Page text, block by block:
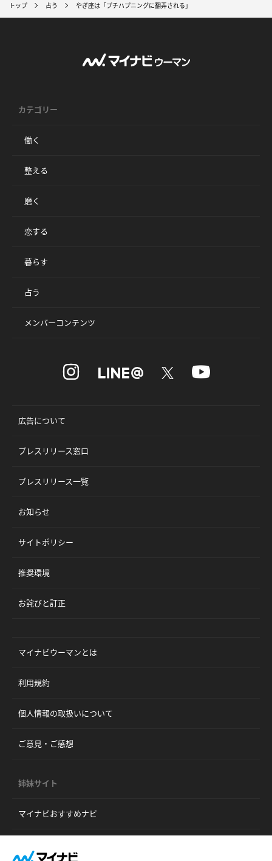
トップ 占う やぎ座は「プチハプニングに翻弄される」
カテゴリー
働く
整える
磨く
恋する
暮らす
占う
メンバーコンテンツ
広告について
プレスリリース窓口
プレスリリース一覧
お知らせ
サイトポリシー
推奨環境
お詫びと訂正
マイナビウーマンとは
利用規約
個人情報の取扱いについて
ご意見・ご感想
姉妹サイト
マイナビおすすめナビ